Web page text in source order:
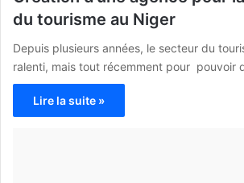
du tourisme au Niger
Depuis plusieurs années, le secteur du
ralenti, mais tout récemment pour pouvoir
Lire la suite »